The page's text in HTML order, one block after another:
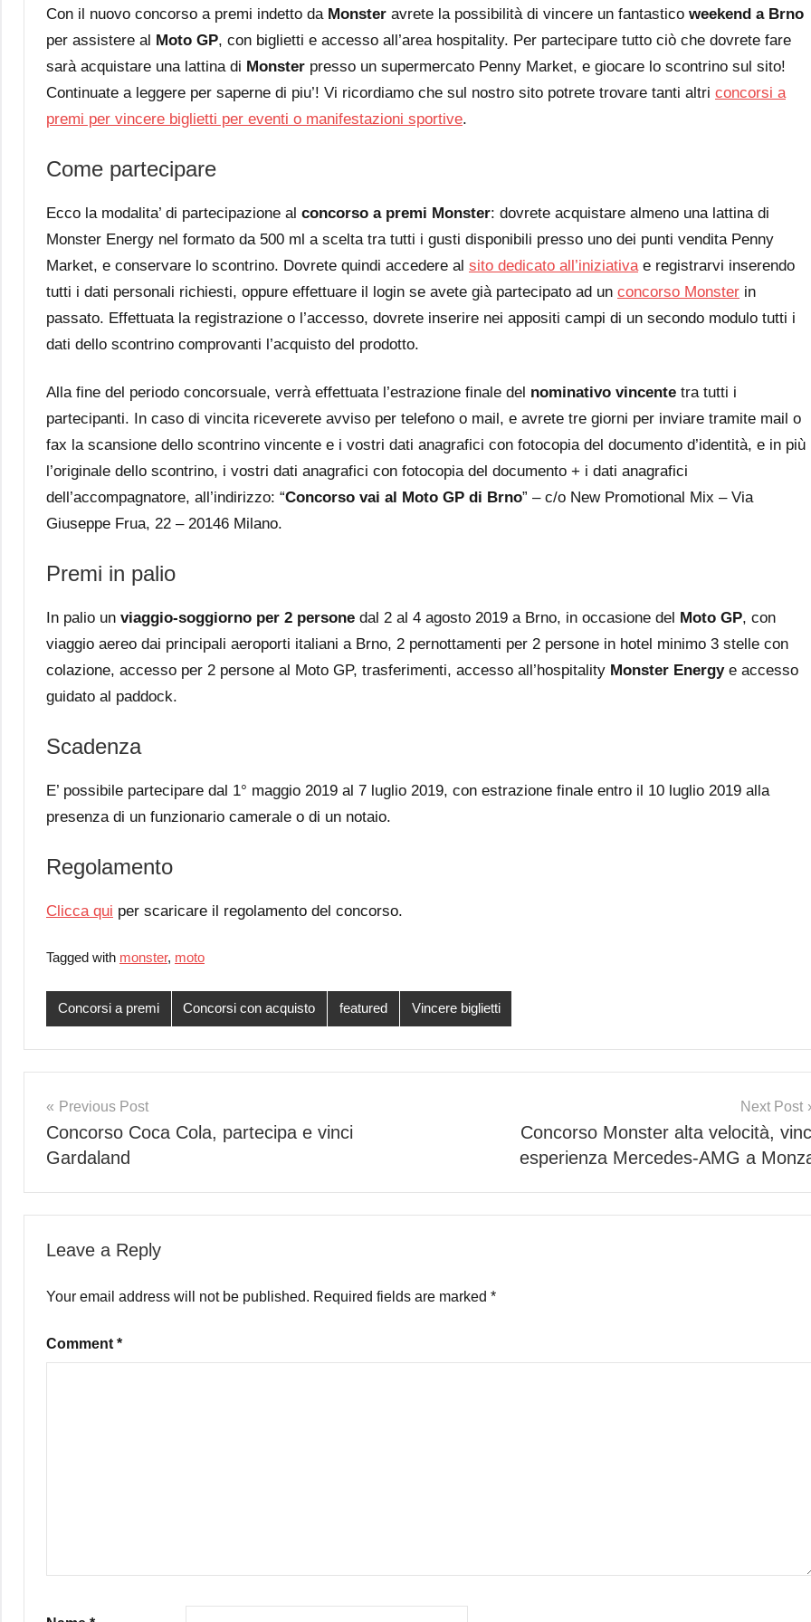
Con il nuovo concorso a premi indetto da Monster avrete la possibilità di vincere un fantastico weekend a Brno
per assistere al Moto GP, con biglietti e accesso all’area hospitality. Per partecipare tutto ciò che dovrete fare
sarà acquistare una lattina di Monster presso un supermercato Penny Market, e giocare lo scontrino sul sito!
Continuate a leggere per saperne di piu’! Vi ricordiamo che sul nostro sito potrete trovare tanti altri concorsi a
premi per vincere biglietti per eventi o manifestazioni sportive.
Come partecipare
Ecco la modalita’ di partecipazione al concorso a premi Monster: dovrete acquistare almeno una lattina di
Monster Energy nel formato da 500 ml a scelta tra tutti i gusti disponibili presso uno dei punti vendita Penny
Market, e conservare lo scontrino. Dovrete quindi accedere al sito dedicato all’iniziativae registrarvi inserendo
tutti i dati personali richiesti, oppure effettuare il login se avete già partecipato ad un concorso Monster in
passato. Effettuata la registrazione o l’accesso, dovrete inserire nei appositi campi di un secondo modulo tutti i
dati dello scontrino comprovanti l’acquisto del prodotto.
Alla fine del periodo concorsuale, verrà effettuata l’estrazione finale del nominativo vincente tra tutti i
partecipanti. In caso di vincita riceverete avviso per telefono o mail, e avrete tre giorni per inviare tramite mail o
fax la scansione dello scontrino vincente e i vostri dati anagrafici con fotocopia del documento d’identità, e in più
l’originale dello scontrino, i vostri dati anagrafici con fotocopia del documento + i dati anagrafici
dell’accompagnatore, all’indirizzo: “Concorso vai al Moto GP di Brno” – c/o New Promotional Mix – Via
Giuseppe Frua, 22 – 20146 Milano.
Premi in palio
In palio un viaggio-soggiorno per 2 persone dal 2 al 4 agosto 2019 a Brno, in occasione del Moto GP, con
viaggio aereo dai principali aeroporti italiani a Brno, 2 pernottamenti per 2 persone in hotel minimo 3 stelle con
colazione, accesso per 2 persone al Moto GP, trasferimenti, accesso all’hospitality Monster Energye accesso
guidato al paddock.
Scadenza
E’ possibile partecipare dal 1° maggio 2019 al 7 luglio 2019, con estrazione finale entro il 10 luglio 2019 alla
presenza di un funzionario camerale o di un notaio.
Regolamento
Clicca qui per scaricare il regolamento del concorso.
Tagged with monster, moto
Concorsi a premi Concorsi con acquisto featured Vincere biglietti
Post
navigation
Previous Post
Concorso Coca Cola, partecipa e vinci
Gardaland
Next Post
Concorso Monster alta velocità,
esperienza Mercedes-AMG a
Leave a Reply
Your email address will not be published. Required fields are marked *
Comment *